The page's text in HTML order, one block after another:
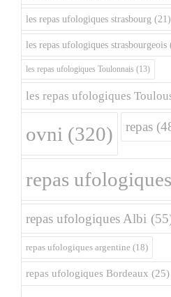
les repas ufologiques strasbourg (21)
les repas ufologiques strasbourgeois
les repas ufologiques Toulonnais (13)
les repas ufologiques
ovni (320) repas
repas ufologiques
repas ufologiques Albi
repas ufologiques argentine (18)
repas ufologiques Bordeaux (25)